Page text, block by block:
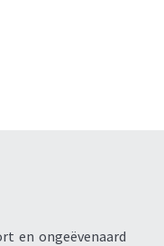
en ongeëvenaard